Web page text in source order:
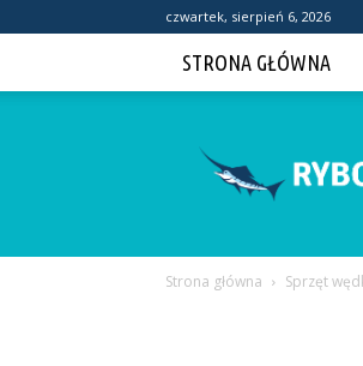
czwartek, sierpień 6, 2026
STRONA GŁÓWNA
Strona główna Sprzęt